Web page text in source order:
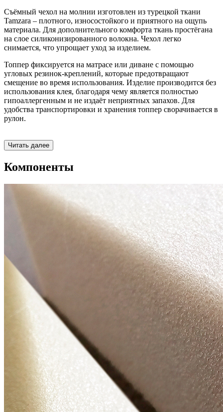
Съёмный чехол на молнии изготовлен из турецкой ткани
Tamzara – плотного, износостойкого и приятного на ощупь
материала. Для дополнительного комфорта ткань простёгана
на слое силиконизированного волокна. Чехол легко
снимается, что упрощает уход за изделием.
Топпер фиксируется на матрасе или диване с помощью
угловых резинок-креплений, которые предотвращают
смещение во время использования. Изделие производится без
использования клея, благодаря чему является полностью
гипоаллергенным и не издаёт неприятных запахов. Для
удобства транспортировки и хранения топпер сворачивается в
рулон.
Читать далее
Компоненты